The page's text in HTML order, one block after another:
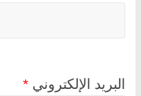
البريد الإلكتروني *